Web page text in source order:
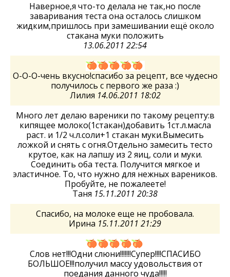
Наверное,я что-то делала не так,но после
заваривания теста она осталось слишком
жидким,пришлось при замешивании ещё около
стакана муки положить
13.06.2011 22:54
О-О-О-чень вкусно!спасибо за рецепт, все чудесно
получилось с первого же раза :)
Лилия 14.06.2011 18:02
Много лет делаю вареники по такому рецепту:в
кипящее молоко(1стакан)добавить 1ст.л.масла
раст. и 1/2 ч.л.соли+1 стакан муки.Вымесить
ложкой и снять с огня.Отдельно замесить тесто
крутое, как на лапшу из 2 яиц, соли и муки.
Соединить оба теста. Получится мягкое и
эластичное. То, что нужно для нежных вареников.
Пробуйте, не пожалеете!
Таня 15.11.2011 20:38
Спасибо, на молоке еще не пробовала.
Ирина 15.11.2011 21:29
Слов нет!!!Одни слюни!!!!!!!Супер!!!!СПАСИБО
БОЛЬШОЕ!!!получил массу удовольствия от
поедания данного чуда!!!!!